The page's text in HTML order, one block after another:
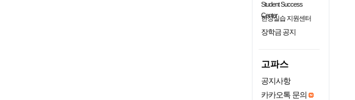
Student Success
Center
현장실습 지원센터
장학금 공지
고파스
공지사항
카카오톡 문의